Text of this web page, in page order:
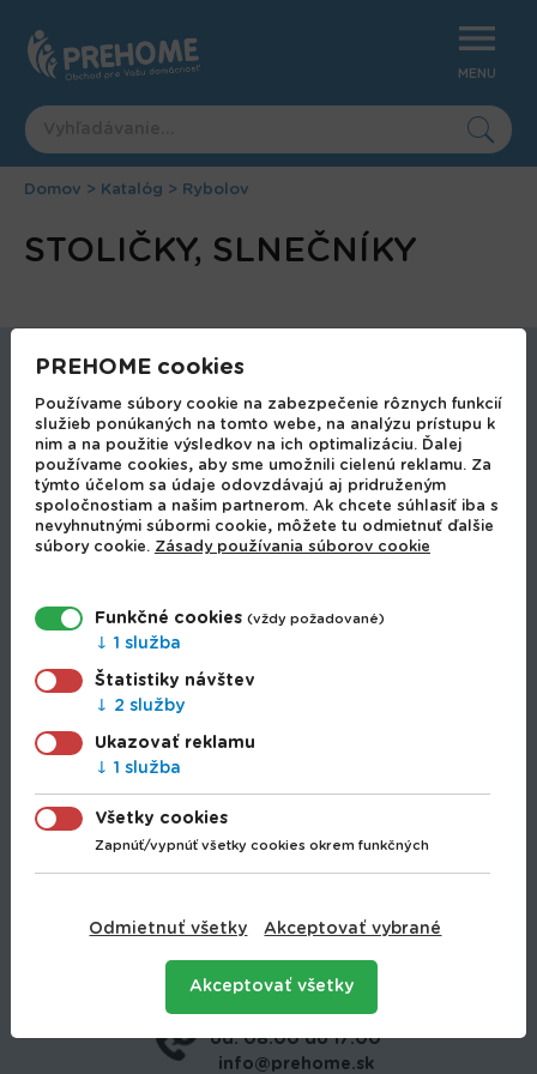
navigation
MENU
sa
Domov > Katalóg > Rybolov
to
STOLIČKY, SLNEČNÍKY
Bytové doplnky
Bytové doplnky a dekorácie
Bytový textil a pohodlné oblečenie
Domáce potreby
Domáci majster
Drogéria
Rybolov
Dodanie tovaru
Používanie cookies
+421 907 745 034
od: 08:00 do 17:00
info@prehome.sk
PREHOME cookies
Používame súbory cookie na zabezpečenie rôznych funkcií
služieb ponúkaných na tomto webe, na analýzu prístupu k
nim a na použitie výsledkov na ich optimalizáciu. Ďalej
používame cookies, aby sme umožnili cielenú reklamu. Za
týmto účelom sa údaje odovzdávajú aj pridruženým
spoločnostiam a našim partnerom. Ak chcete súhlasiť iba s
nevyhnutnými súbormi cookie, môžete tu odmietnuť ďalšie
súbory cookie. Zásady používania súborov cookie
Funkčné cookies (vždy požadované)
1 služba
Štatistiky návštev
2 služby
Ukazovať reklamu
1 služba
Všetky cookies
Zapnúť/vypnúť všetky cookies okrem funkčných
Odmietnuť všetky Akceptovať vybrané
Akceptovať všetky